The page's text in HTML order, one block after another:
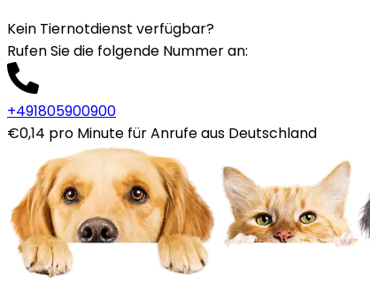
Kein Tiernotdienst verfügbar?
Rufen Sie die folgende Nummer an:
+491805900900
€0,14 pro Minute für Anrufe aus Deutschland